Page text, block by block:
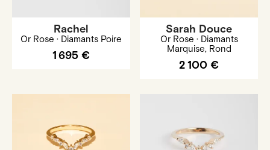
Rachel
Or Rose · Diamants Poire
1 695 €
Sarah Douce
Or Rose · Diamants
Marquise, Rond
2 100 €